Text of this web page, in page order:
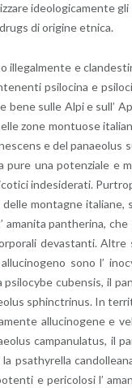
ideo­lo­gi­ca­men­te
di ori­gi­ne et­ni­ca.
il­le­gal­men­te e
psi­lo­ci­na e
bene sulle Alpi e sull’
zone mon­tuo­se
e del pa­naeo­lus
pure una po­ten­zia­le e
in­de­si­de­ra­ti.
mon­ta­gne ita­lia­ne,
ama­ni­ta pan­the­ri­na,
de­va­stan­ti. Altre
sono l’
psi­lo­cy­be cu­ben­sis, il
sphinc­tri­nus. In
al­lu­ci­no­ge­ne e
cam­pa­nu­la­tus, il
psa­thy­rel­la
e pe­ri­co­lo­si l’